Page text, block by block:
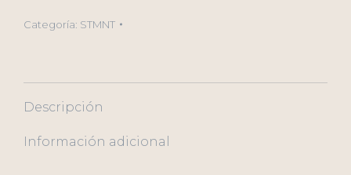
one
Categoría: STMNT
Descripción
Información adicional